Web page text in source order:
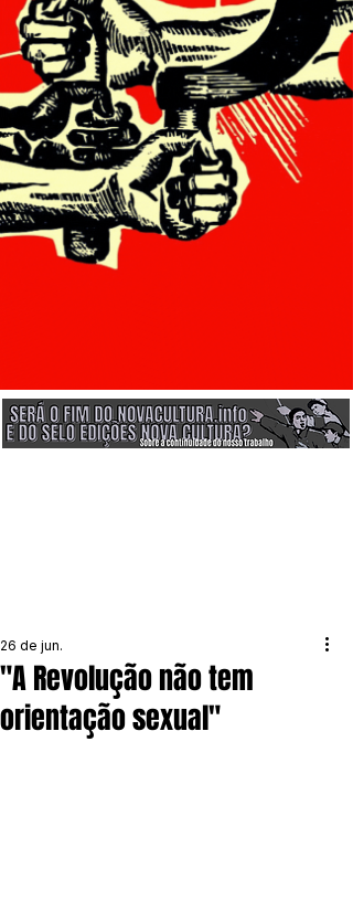
"A Revolução não tem
orientação sexual"
26 de jun.